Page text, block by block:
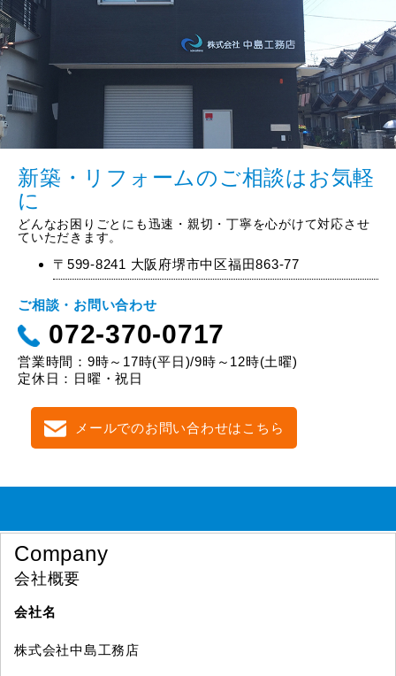
新築・リフォームのご相談はお気軽
に
どんなお困りごとにも迅速・親切・丁寧を心がけて対応させ
ていただきます。
〒599-8241 大阪府堺市中区福田863-77
ご相談・お問い合わせ
072-370-0717
営業時間：9時～17時(平日)/9時～12時(土曜)
定休日：日曜・祝日
メールでのお問い合わせはこちら
Company
会社概要
会社名
株式会社中島工務店